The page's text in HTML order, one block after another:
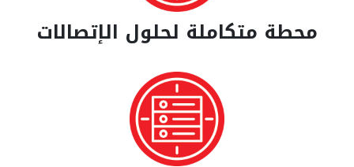
محطة متكاملة لحلول الإتصالات